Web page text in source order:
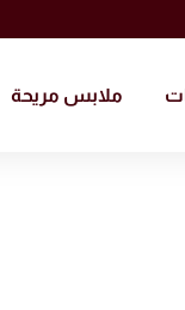
ملابس مريحة